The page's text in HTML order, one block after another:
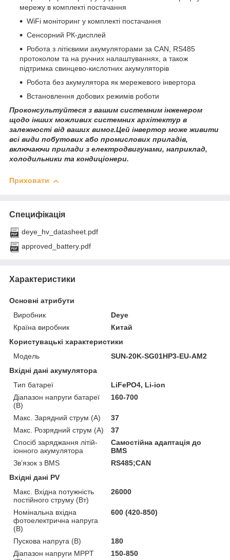
мережу в комплекті постачання
WiFi моніторинг у комплекті постачання
Сенсорний РК-дисплей
Робота з літієвими акумуляторами за CAN, RS485
протоколом та на ручних налаштуваннях, а також
підтримка свинцево-кислотних акумуляторів
Робота без акумулятора як мережевого інвертора
Встановлення добових режимів роботи
Проконсультуйтеся з вашим системним інженером
щодо інших можливих системних архітектур в
залежності від ваших вимог.Цей інвертор може живити
всі види побутових або промислових приладів,
включаючи прилади з електродвигунами, наприклад,
холодильники та кондиціонери.
Приховати
Специфікація
deye_hv_datasheet.pdf
approved_battery.pdf
Характеристики
Основні атрибути
Виробник
Deye
Країна виробник
Китай
Користувацькі характеристики
Модель
SUN-20K-SG01HP3-EU-AM2
Вхідні дані акумулятора
Тип батареї
LiFePO4, Li-ion
Діапазон напруги батареї
(В)
160-700
Макс. Зарядний струм (А)
37
Макс. Розрядний струм (А)
37
Спосіб заряджання літій-
іонного акумулятора
Самостійна адаптація до
BMS
Зв’язок з BMS
RS485;CAN
Вхідні дані PV
Макс. Вхідна потужність
постійного струму (Вт)
26000
Номінальна вхідна
фотоелектрична напруга
(В)
600 (420-850)
Пускова напруга (В)
180
Діапазон напруги MPPT
150-850